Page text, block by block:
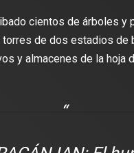
cientos de árboles
de dos estadios
y almacenes de la hoja
min de lectura